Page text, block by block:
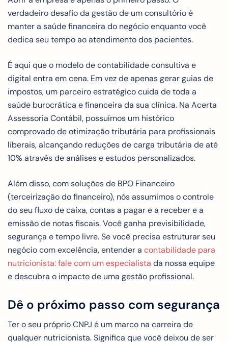
verdadeiro desafio da gestão de um consultório é
manter a saúde financeira do negócio enquanto você
dedica seu tempo ao atendimento dos pacientes.
É aqui que o modelo de contabilidade consultiva e
digital entra em cena. Em vez de apenas gerar guias de
impostos, um parceiro estratégico cuida de toda a
saúde burocrática e financeira da sua clínica. Na Acerta
Assessoria Contábil, possuímos um histórico
comprovado de otimização tributária para profissionais
liberais, alcançando reduções de carga tributária de até
10% através de análises e estudos personalizados.
Além disso, com soluções de BPO Financeiro
(terceirização do financeiro), nós assumimos o controle
do seu fluxo de caixa, contas a pagar e a receber e a
emissão de notas fiscais. Você ganha previsibilidade,
segurança e tempo livre. Se você precisa estruturar seu
negócio com excelência, entender a contabilidade para
nutricionista: fale com um especialista da nossa equipe
e descubra o impacto de uma gestão profissional.
Dê o próximo passo com segurança
Ter o seu próprio CNPJ é um marco na carreira de
qualquer nutricionista. Significa que você deixou de ser